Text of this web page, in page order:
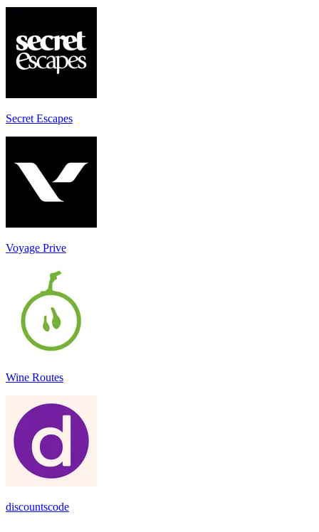
Secret Escapes
Voyage Prive
Wine Routes
discountscode